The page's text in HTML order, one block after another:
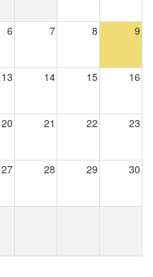
6 7 8 9
13 14 15 16
20 21 22 23
27 28 29 30